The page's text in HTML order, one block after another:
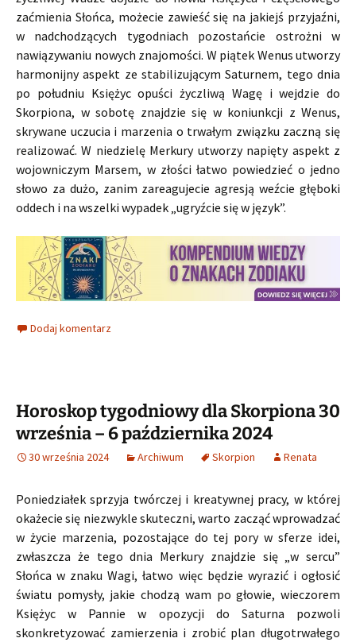
zaćmienia Słońca, możecie zawieść się na jakiejś przyjaźni,
w nadchodzących tygodniach pozostańcie ostrożni w
nawiązywaniu nowych znajomości. W piątek Wenus utworzy
harmonijny aspekt ze stabilizującym Saturnem, tego dnia
po południu Księżyc opuści życzliwą Wagę i wejdzie do
Skorpiona, w sobotę znajdzie się w koniunkcji z Wenus,
skrywane uczucia i marzenia o trwałym związku zaczną się
realizować. W niedzielę Merkury utworzy napięty aspekt z
wojowniczym Marsem, w złości łatwo powiedzieć o jedno
słowo za dużo, zanim zareagujecie agresją weźcie głęboki
oddech i na wszelki wypadek „ugryźcie się w język”.
Dodaj komentarz
Horoskop tygodniowy dla Skorpiona 30
września – 6 października 2024
30 września 2024 Archiwum Skorpion Renata
Poniedziałek sprzyja twórczej i kreatywnej pracy, w której
okażecie się niezwykle skuteczni, warto zacząć wprowadzać
w życie marzenia, pozostające do tej pory w sferze idei,
zwłaszcza że tego dnia Merkury znajdzie się „w sercu”
Słońca w znaku Wagi, łatwo więc będzie wyrazić i ogłosić
światu pomysły, jakie chodzą wam po głowie, wieczorem
Księżyc w Pannie w opozycji do Saturna pozwoli
skonkretyzować zamierzenia i zrobić plan długotrwałego